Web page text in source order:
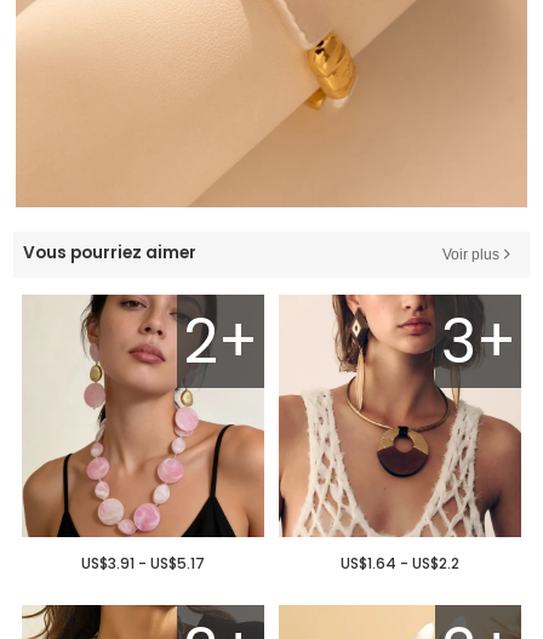
Vous pourriez aimer Voir plus
2+
US$3.91 - US$5.17
3+
US$1.64 - US$2.2